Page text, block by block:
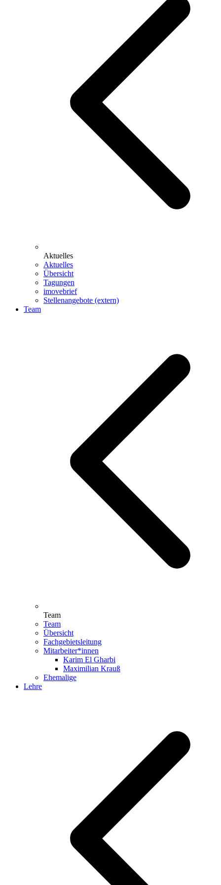
Aktuelles
Aktuelles
Übersicht
Tagungen
imovebrief
Stellenangebote (extern)
Team
Team
Team
Übersicht
Fachgebietsleitung
Mitarbeiter*innen
Karim El Gharbi
Maximilian Krauß
Ehemalige
Lehre